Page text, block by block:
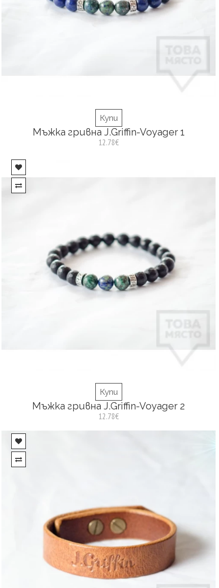
Купи
Мъжка гривна J.Griffin-Voyager 1
12.78€
Купи
Мъжка гривна J.Griffin-Voyager 2
12.78€